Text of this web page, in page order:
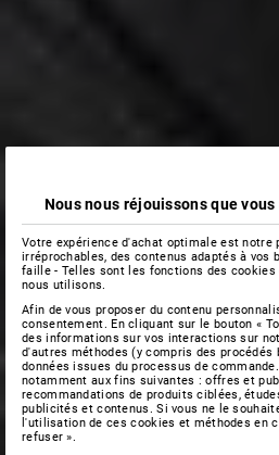
Nous nous réjouissons que vous
Votre expérience d'achat optimale est notre
irréprochables, des contenus adaptés à vos
faille - Telles sont les fonctions des
nous utilisons.
Afin de vous proposer du contenu
consentement. En cliquant sur le bouton «
des informations sur vos interactions sur
d'autres méthodes (y compris des procédés
données issues du processus de
notamment aux fins suivantes : offres et
recommandations de produits ciblées,
publicités et contenus. Si vous ne le
l'utilisation de ces cookies et méthodes en
refuser ».